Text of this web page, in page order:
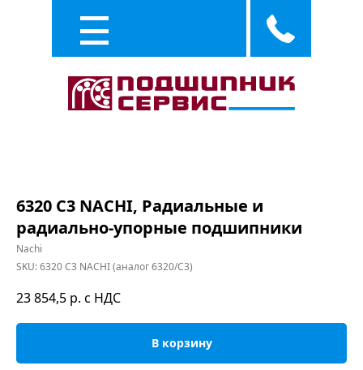
6320 C3 NACHI, Радиальные и
радиально-упорные подшипники
Nachi
SKU:6320 C3 NACHI (аналог 6320/C3)
23 854,5 р. с НДС
В корзину